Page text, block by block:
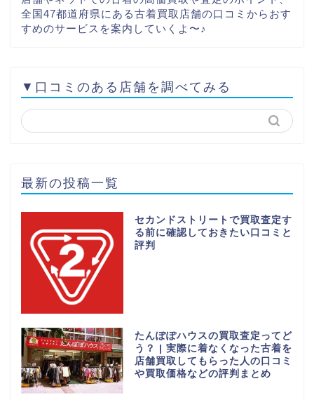
全国47都道府県にある古着買取店舗の口コミからおす
すめのサービスを案内していくよ〜♪
▼口コミのある店舗を調べてみる
最新の投稿一覧
セカンドストリートで買取査定す
る前に確認しておきたい口コミと
評判
たんぽぽハウスの買取査定ってど
う？ | 実際に着なくなった古着を
店舗買取してもらった人の口コミ
や買取価格などの評判まとめ